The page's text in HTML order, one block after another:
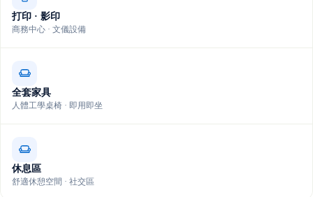
打印 · 影印
商務中心 · 文儀設備
全套家具
人體工學桌椅 · 即用即坐
休息區
舒適休憩空間 · 社交區